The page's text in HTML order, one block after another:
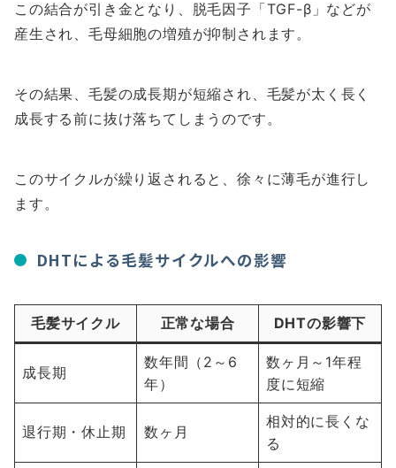
この結合が引き金となり、脱毛因子「TGF-β」などが
産生され、毛母細胞の増殖が抑制されます。
その結果、毛髪の成長期が短縮され、毛髪が太く長く
成長する前に抜け落ちてしまうのです。
このサイクルが繰り返されると、徐々に薄毛が進行し
ます。
DHTによる毛髪サイクルへの影響
毛髪サイクル 正常な場合 DHTの影響下
成長期
数年間（2～6
年）
数ヶ月～1年程
度に短縮
退行期・休止期 数ヶ月
相対的に長くな
る